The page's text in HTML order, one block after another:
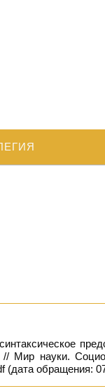
Мир науки.
обращения: